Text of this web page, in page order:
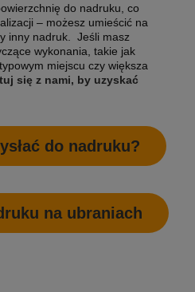
do nadruku, co
– możesz umieścić na
inny nadruk. Jeśli masz
wykonania, takie jak
miejscu czy większa
się z nami, by uzyskać
do nadruku?
na ubraniach